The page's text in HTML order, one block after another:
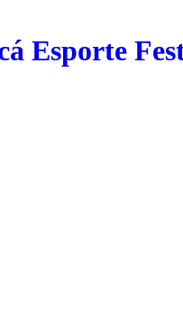
Esporte